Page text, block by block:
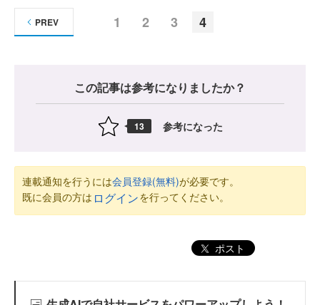
1 2 3 4
PREV
この記事は参考になりましたか？
13 参考になった
連載通知を行うには会員登録(無料)が必要です。
既に会員の方は ログインを行ってください。
ポスト